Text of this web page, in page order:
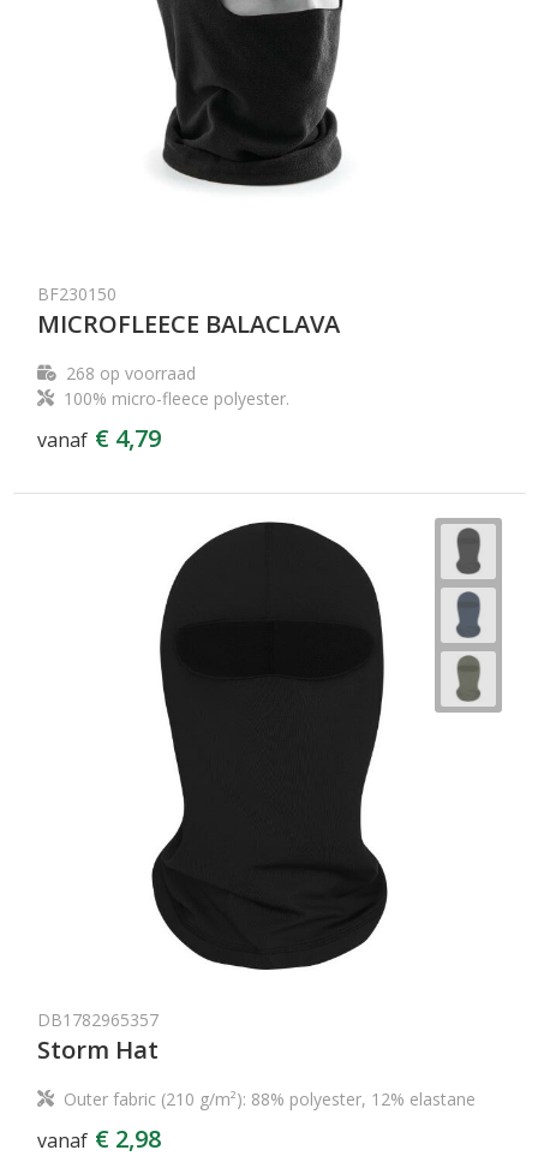
BF230150
MICROFLEECE BALACLAVA
268 op voorraad
100% micro-fleece polyester.
vanaf € 4,79
DB1782965357
Storm Hat
Outer fabric (210 g/m²): 88% polyester, 12% elastane
vanaf € 2,98